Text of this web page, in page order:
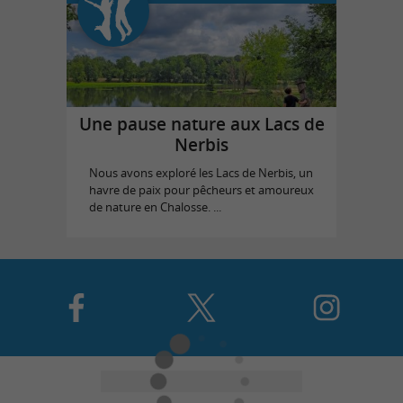
Une pause nature aux Lacs de
Nerbis
Nous avons exploré les Lacs de Nerbis, un
havre de paix pour pêcheurs et amoureux
de nature en Chalosse. ...